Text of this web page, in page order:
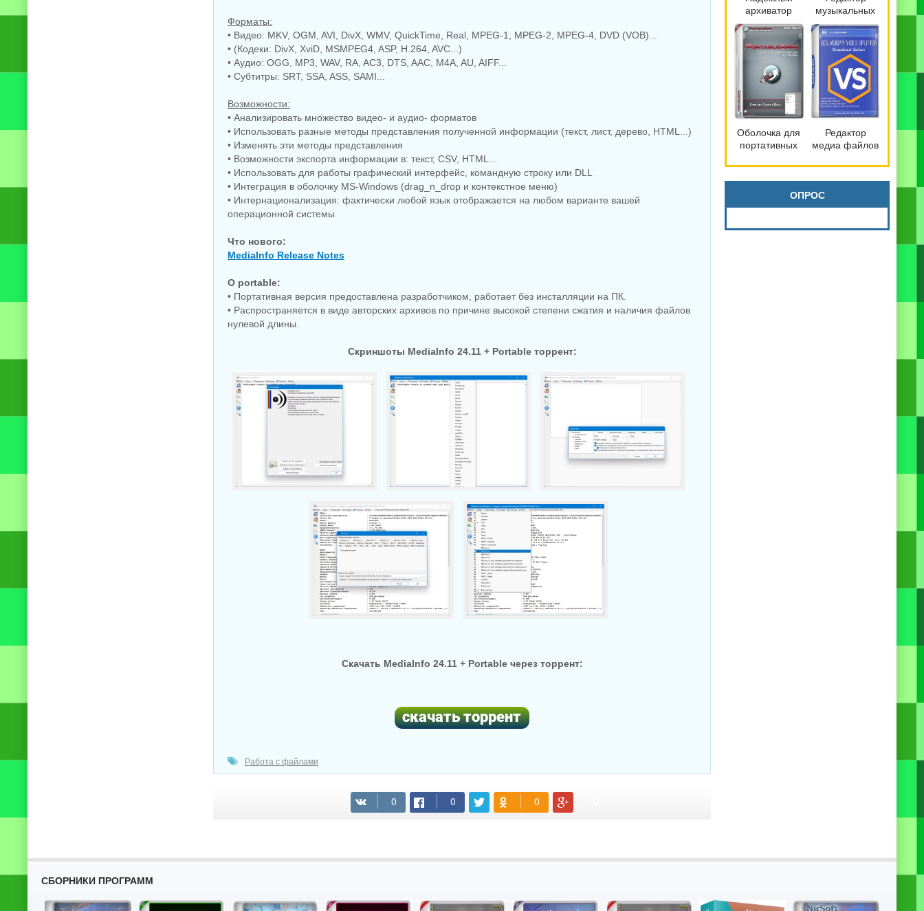
Форматы:
• Видео: MKV, OGM, AVI, DivX, WMV, QuickTime, Real, MPEG-1, MPEG-2, MPEG-4, DVD (VOB)...
• (Кодеки: DivX, XviD, MSMPEG4, ASP, H.264, AVC...)
• Аудио: OGG, MP3, WAV, RA, AC3, DTS, AAC, M4A, AU, AIFF...
• Субтитры: SRT, SSA, ASS, SAMI...
Возможности:
• Анализировать множество видео- и аудио- форматов
• Использовать разные методы представления полученной информации (текст, лист, дерево, HTML...)
• Изменять эти методы представления
• Возможности экспорта информации в: текст, CSV, HTML...
• Использовать для работы графический интерфейс, командную строку или DLL
• Интеграция в оболочку MS-Windows (drag_n_drop и контекстное меню)
• Интернационализация: фактически любой язык отображается на любом варианте вашей
операционной системы
Что нового:
MediaInfo Release Notes
O portable:
• Портативная версия предоставлена разработчиком, работает без инсталляции на ПК.
• Распространяется в виде авторских архивов по причине высокой степени сжатия и наличия файлов
нулевой длины.
Скриншоты MediaInfo 24.11 + Portable торрент:
Скачать MediaInfo 24.11 + Portable через торрент:
(cкачиваний: 48)
Работа с файлами
архиватор
файлов
Bandizip 7.42
Pro by
Dodakaedr
музыкальных
файлов
mp3DirectCut
2.40
Оболочка для
портативных
PortableApps.com
Platform 30.3
Редактор
медиа файлов
Video Splitter
9.0.2603.20
Broadcast
Edition
ОПРОС
СБОРНИКИ ПРОГРАММ